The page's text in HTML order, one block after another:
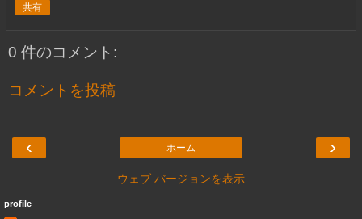
共有
0 件のコメント:
コメントを投稿
‹ ›
ホーム
ウェブ バージョンを表示
profile